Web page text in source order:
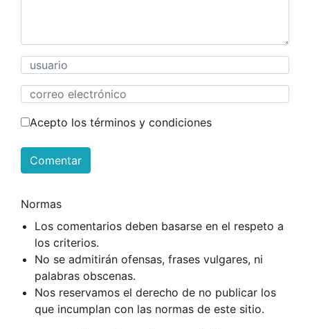
Acepto los términos y condiciones
Comentar
Normas
Los comentarios deben basarse en el respeto a
los criterios.
No se admitirán ofensas, frases vulgares, ni
palabras obscenas.
Nos reservamos el derecho de no publicar los
que incumplan con las normas de este sitio.